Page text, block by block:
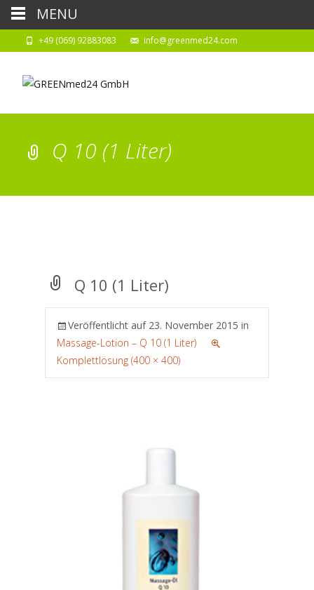
+49 (069) 92883083 info@greenmed24.com
Q 10 (1 Liter)
Q 10 (1 Liter)
Veröffentlicht auf 23. November 2015 in
Massage-Lotion – Q 10 (1 Liter)
Komplettlösung (400 × 400)
MENU